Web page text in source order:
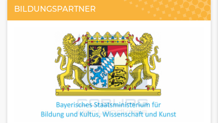
BILDUNGSPARTNER